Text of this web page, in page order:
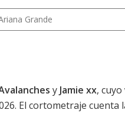
Grande
y Jamie xx,
El cortometraje